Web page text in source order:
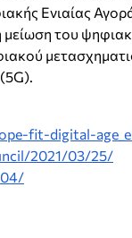
Ενιαίας
μείωση του
fit-digital-
2021/03/25/